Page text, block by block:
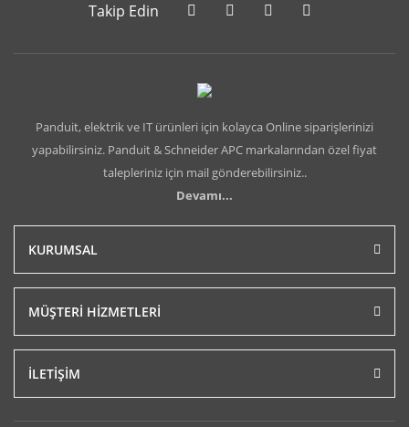
Takip Edin
Panduit, elektrik ve IT ürünleri için kolayca Online siparişlerinizi
yapabilirsiniz. Panduit & Schneider APC markalarından özel fiyat
talepleriniz için mail gönderebilirsiniz..
Devamı...
KURUMSAL
MÜŞTERİ HİZMETLERİ
İLETİŞİM